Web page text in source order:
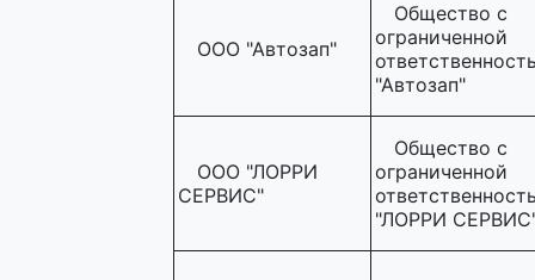
ООО "Автозап"
Общество с
ограниченной
"Автозап"
ООО "ЛОРРИ
СЕРВИС"
Общество с
ограниченной
"ЛОРРИ